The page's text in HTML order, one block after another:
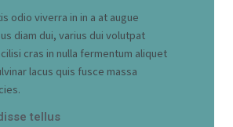
odio viverra in in a at augue
diam dui, varius dui volutpat
cras in nulla fermentum aliquet
lacus quis fusce massa
tellus